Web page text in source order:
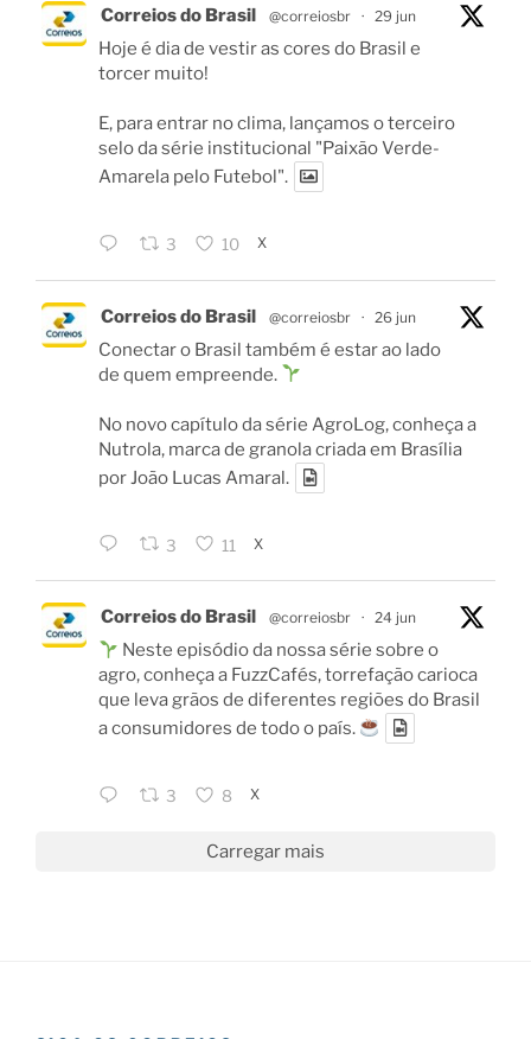
Correios do Brasil @correiosbr · 29 jun
Hoje é dia de vestir as cores do Brasil e
torcer muito!
E, para entrar no clima, lançamos o terceiro
selo da série institucional "Paixão Verde-
Amarela pelo Futebol".
3 10 X
Correios do Brasil @correiosbr · 26 jun
Conectar o Brasil também é estar ao lado
de quem empreende.
No novo capítulo da série AgroLog, conheça a
Nutrola, marca de granola criada em Brasília
por João Lucas Amaral.
3 11 X
Correios do Brasil @correiosbr · 24 jun
Neste episódio da nossa série sobre o
agro, conheça a FuzzCafés, torrefação carioca
que leva grãos de diferentes regiões do Brasil
a consumidores de todo o país.
3 8 X
Carregar mais